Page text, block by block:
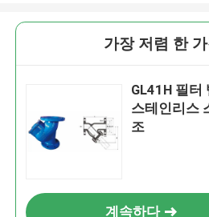
가장 저렴 한
GL41H 필터
스테인리스
조
계속하다